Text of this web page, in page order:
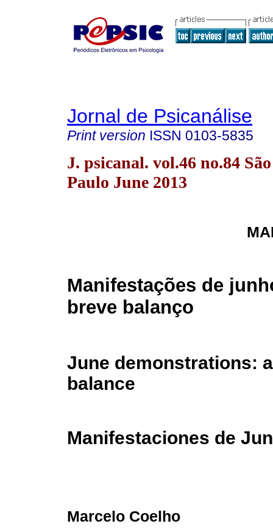
Jornal de Psicanálise
Print version ISSN 0103-5835
J. psicanal. vol.46 no.84 São
Paulo June 2013
Manifestações de
breve balanço
June demonstrations:
balance
Manifestaciones de
Marcelo Coelho